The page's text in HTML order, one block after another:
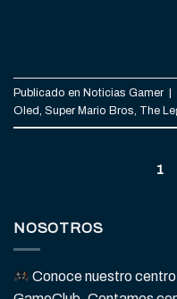
Publicado en Noticias Gamer
Oled, Super Mario Bros, The
1
NOSOTROS
Conoce nuestro